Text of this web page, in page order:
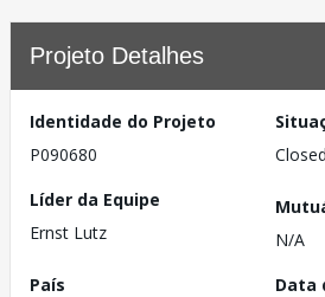
Projeto Detalhes
Identidade do Projeto
P090680
Closed
Líder da Equipe
Ernst Lutz
N/A
País
Data